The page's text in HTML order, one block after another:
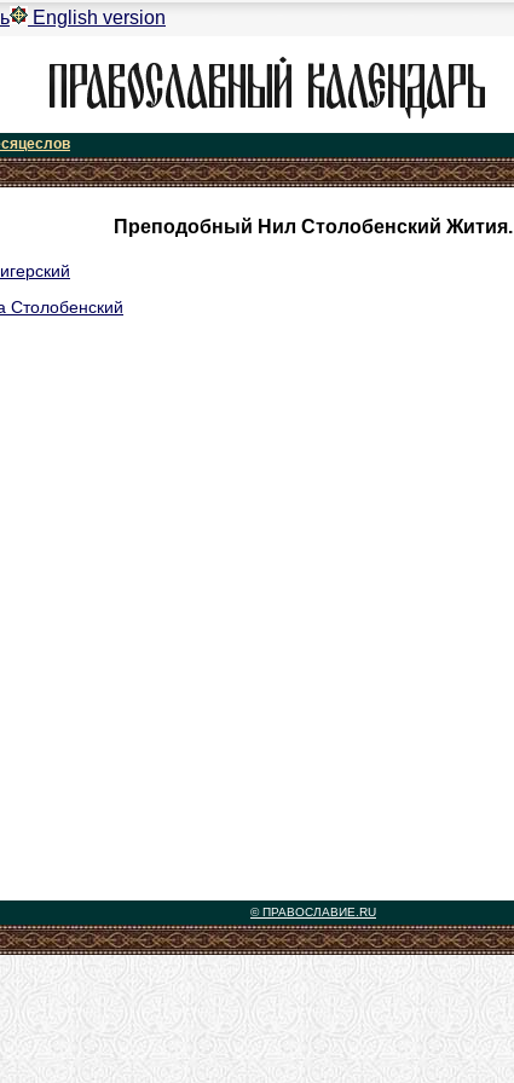
English version
Преподобный Нил Столобенский Жития.
Столобенский
© ПРАВОСЛАВИЕ.RU